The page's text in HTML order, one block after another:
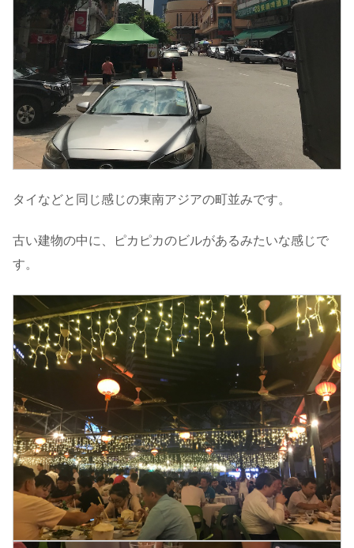
タイなどと同じ感じの東南アジアの町並みです。
古い建物の中に、ピカピカのビルがあるみたいな感じで
す。